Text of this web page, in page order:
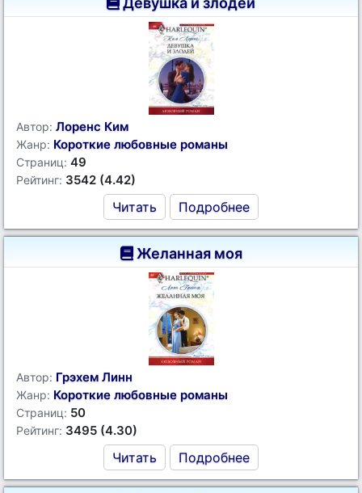
Автор: Лоренс Ким
Жанр: Короткие любовные романы
Страниц: 49
Рейтинг: 3542 (4.42)
Читать Подробнее
Желанная моя
Автор: Грэхем Линн
Жанр: Короткие любовные романы
Страниц: 50
Рейтинг: 3495 (4.30)
Читать Подробнее